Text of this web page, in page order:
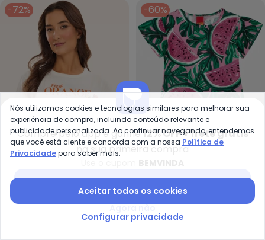
-72%
T- Shirt Meia Malha
Feminina Bege
ROVITEX (110)
R$ 24,99R$ 89,99
-60%
Conjunto Infantil Menina
Melancia Rosa
KYLY
R$ 37,96R$ 94,90
Compre pelo app e ganhe12% OFF + frete grátis
na sua primeira compra
Nós utilizamos cookies e tecnologias similares para melhorar sua
experiência de compra, incluindo conteúdo relevante e
publicidade personalizada. Ao continuar navegando, entendemos
que você está ciente e concorda com a nossa Política de
Privacidadepara saber mais.
Aceitar todos os cookies
Configurar privacidade